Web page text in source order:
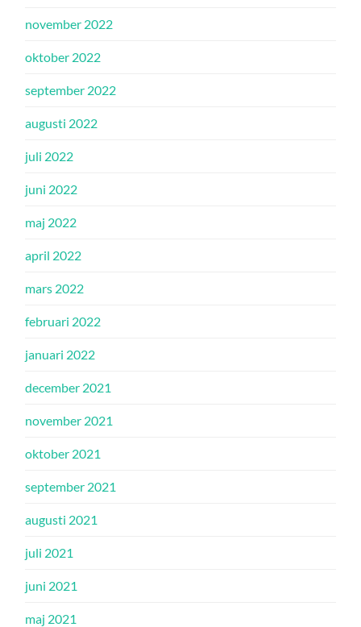
november 2022
oktober 2022
september 2022
augusti 2022
juli 2022
juni 2022
maj 2022
april 2022
mars 2022
februari 2022
januari 2022
december 2021
november 2021
oktober 2021
september 2021
augusti 2021
juli 2021
juni 2021
maj 2021